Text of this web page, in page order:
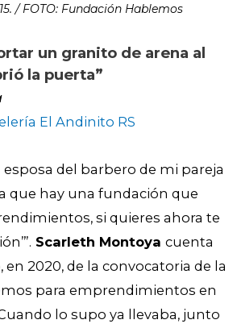
/ FOTO: Fundación Hablemos
un granito de arena al
la puerta”
El Andinito RS
esposa del barbero de mi pareja
que hay una fundación que
si quieres ahora te
Scarleth Montoya cuenta
en 2020, de la convocatoria de la
para emprendimientos en
lo supo ya llevaba, junto